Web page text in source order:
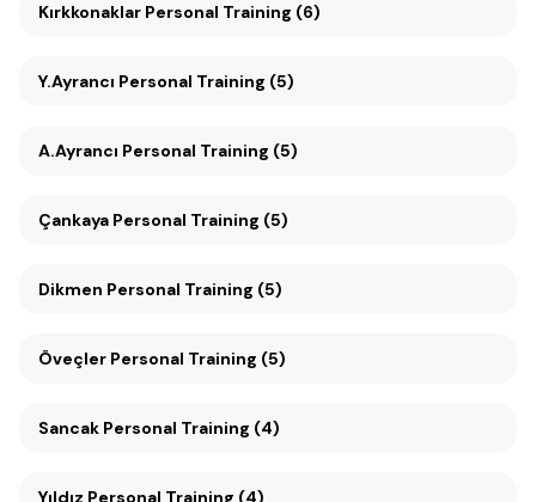
Kırkkonaklar Personal Training (6)
Y.Ayrancı Personal Training (5)
A.Ayrancı Personal Training (5)
Çankaya Personal Training (5)
Dikmen Personal Training (5)
Öveçler Personal Training (5)
Sancak Personal Training (4)
Yıldız Personal Training (4)